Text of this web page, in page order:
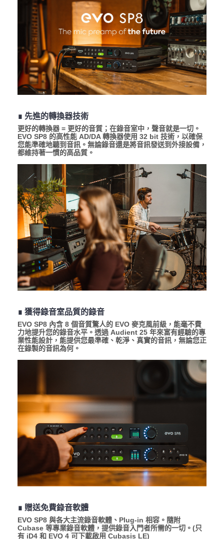
∎ 先進的轉換器技術
更好的轉換器 = 更好的音質；在錄音室中，聲音就是一切。
EVO SP8 的高性能 AD/DA 轉換器使用 32 bit 技術，以確保
您能準確地聽到音訊。無論錄音還是將音訊發送到外接設備，
都維持著一慣的高品質。
∎ 獲得錄音室品質的錄音
EVO SP8 內含 8 個音質驚人的 EVO 麥克風前級，能毫不費
力地提升您的錄音水平。透過 Audient 25 年來富有經驗的專
業性能設計，能提供您最準確、乾淨、真實的音訊，無論您正
在錄製的音訊為何。
∎ 贈送免費錄音軟體
EVO SP8 與各大主流錄音軟體、Plug-in 相容。隨附
Cubase 等專業錄音軟體，提供錄音入門者所需的一切。(只
有 iD4 和 EVO 4 可下載啟用 Cubasis LE)